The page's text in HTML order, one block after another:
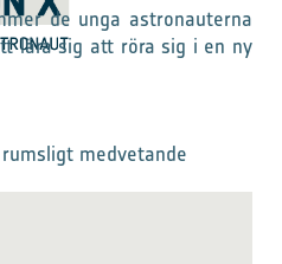
de unga astronauterna
lära sig att röra sig i en ny
medvetande